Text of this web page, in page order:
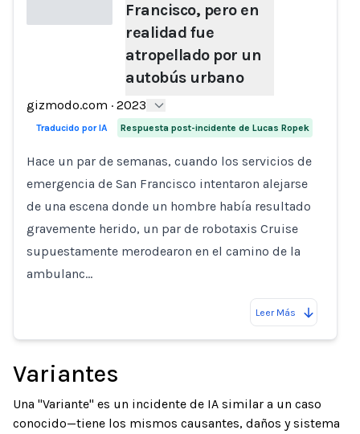
Francisco, pero en
realidad fue
atropellado por un
autobús urbano
gizmodo.com · 2023
Traducido por IA Respuesta post-incidente de Lucas Ropek
Hace un par de semanas, cuando los servicios de
emergencia de San Francisco intentaron alejarse
de una escena donde un hombre había resultado
gravemente herido, un par de robotaxis Cruise
supuestamente merodearon en el camino de la
ambulanc…
Leer Más
Variantes
Una "Variante" es un incidente de IA similar a un caso
conocido—tiene los mismos causantes, daños y sistema